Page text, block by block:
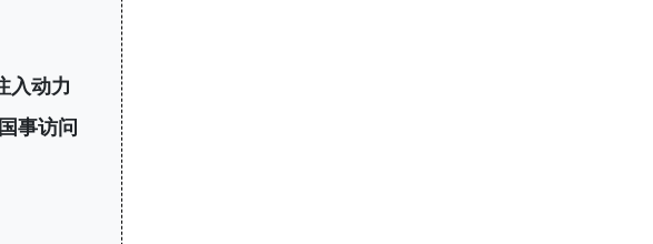
入动力
事访问